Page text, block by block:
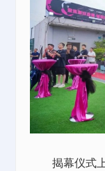
揭幕仪式上